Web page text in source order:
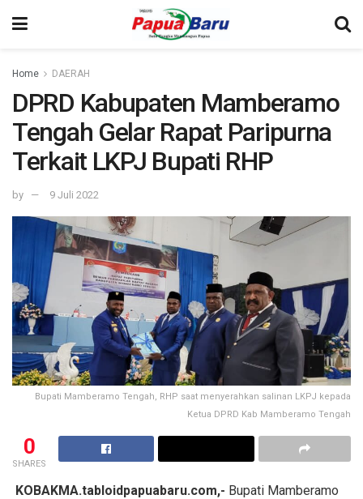
Home DAERAH
DPRD Kabupaten Mamberamo
Tengah Gelar Rapat Paripurna
Terkait LKPJ Bupati RHP
by 9 Juli 2022
Bupati Mamberamo Tengah, RHP saat menyerahkan salinan LKPJ kepada
Ketua DPRD Kab Mamberamo Tengah
0
SHARES
KOBAKMA.tabloidpapuabaru.com,- Bupati Mamberamo